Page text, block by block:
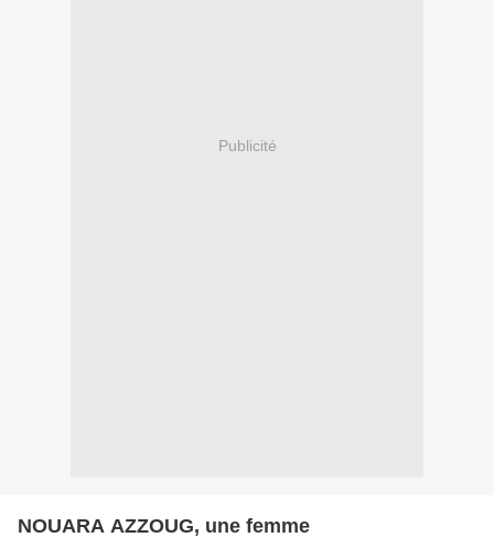
Publicité
NOUARA AZZOUG, une femme